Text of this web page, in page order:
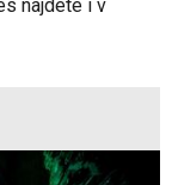
najdete i v